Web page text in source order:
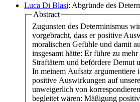
Luca Di Blasi: Abgründe des
Abstract
Zugunsten des Determinismus
vorgebracht, dass er positive
moralischen Gefühle und damit
insgesamt hätte: Er führe zu
Straftätern und befördere Demut
In meinem Aufsatz argumentiere
positive Auswirkungen auf
unweigerlich von
begleitet wären: Mäßigung